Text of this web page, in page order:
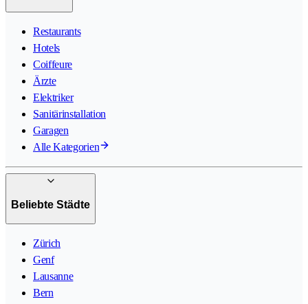
Restaurants
Hotels
Coiffeure
Ärzte
Elektriker
Sanitärinstallation
Garagen
Alle Kategorien
Beliebte Städte
Zürich
Genf
Lausanne
Bern